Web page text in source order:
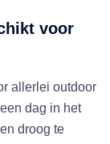
voor
allerlei outdoor
dag in het
droog te